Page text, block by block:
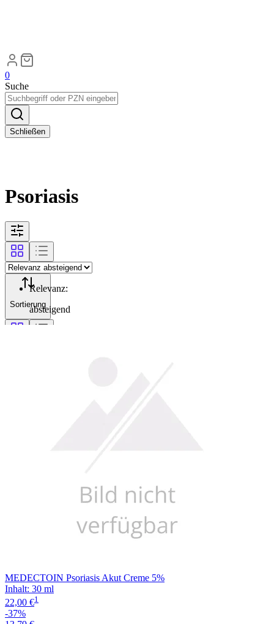
0
Suche
Schließen
Psoriasis
Sortierung
Relevanz:
absteigend
MEDECTOIN Psoriasis Akut Creme 5%
Inhalt: 30 ml
22,00 €1
-37%